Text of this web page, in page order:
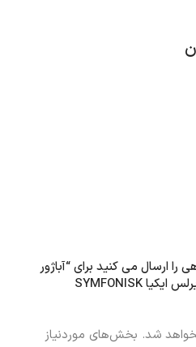
را ارسال می کنید برای “آباژور
رومیزی به همراه اسپیکر وایرلس ایکیا SYMFONISK
شد. بخش‌های موردنیاز